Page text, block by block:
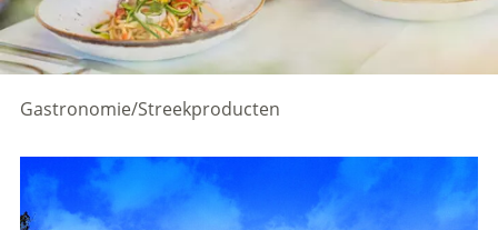
Gastronomie/Streekproducten